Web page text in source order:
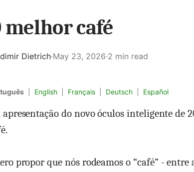
melhor café
Dietrich·May 23, 2026·2 min read
English Français Deutsch Español
apresentação do novo óculos inteligente de
propor que nós rodeamos o “café” - entre